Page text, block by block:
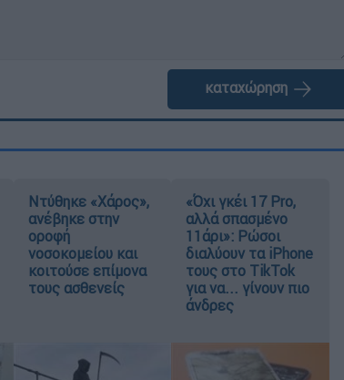
καταχώρηση
Ντύθηκε «Χάρος»,
ανέβηκε στην
οροφή
νοσοκομείου και
κοιτούσε επίμονα
τους ασθενείς
«Όχι γκέι 17 Pro,
αλλά σπασμένο
11άρι»: Ρώσοι
διαλύουν τα iPhone
τους στο TikTok
για να... γίνουν πιο
άνδρες